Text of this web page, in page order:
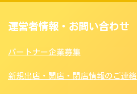
運営者情報・お問い合わせ
パートナー企業募集
新規出店・開店・閉店情報のご連絡